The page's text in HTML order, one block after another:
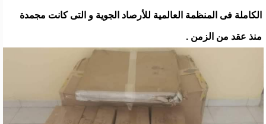
الكاملة فى المنظمة العالمية للأرصاد الجوية و التى كانت مجمدة
منذ عقد من الزمن .